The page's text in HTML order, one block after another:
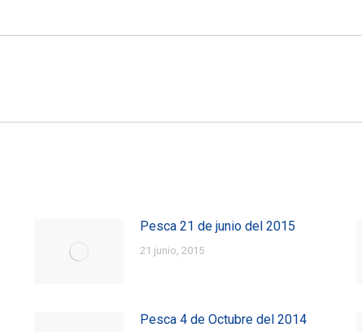
Pesca 21 de junio del 2015
21 junio, 2015
Pesca 4 de Octubre del 2014